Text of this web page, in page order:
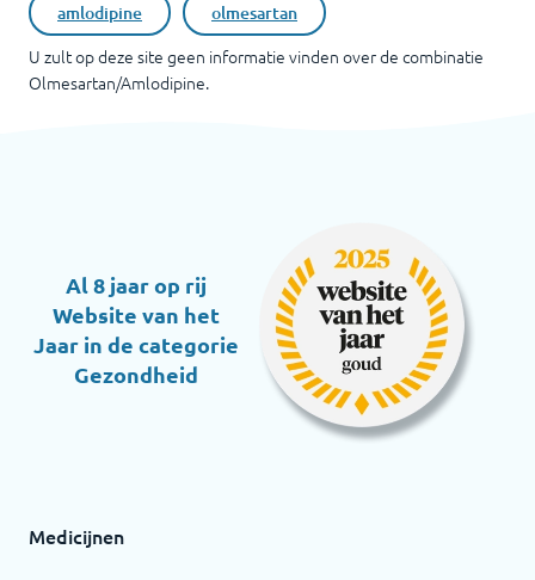
amlodipine olmesartan
U zult op deze site geen informatie vinden over de combinatie
Olmesartan/Amlodipine.
Al 8 jaar op rij
Website van het
Jaar in de categorie
Gezondheid
Medicijnen